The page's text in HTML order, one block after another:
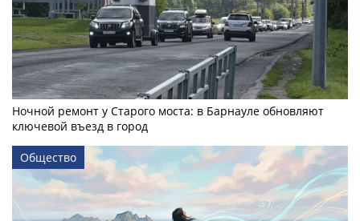
Ночной ремонт у Старого моста: в Барнауле обновляют
ключевой въезд в город
Общество